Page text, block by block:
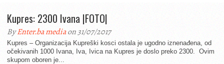
Kupres: 2300 Ivana |FOTO|
ByEnter.ba mediaon 31/07/2017
Kupres – Organizacija Kupreški kosci ostala je ugodno iznenađena, od
očekivanih 1000 Ivana, Iva, Ivica na Kupres je doslo preko 2300. Ovim
skupom oboren je...